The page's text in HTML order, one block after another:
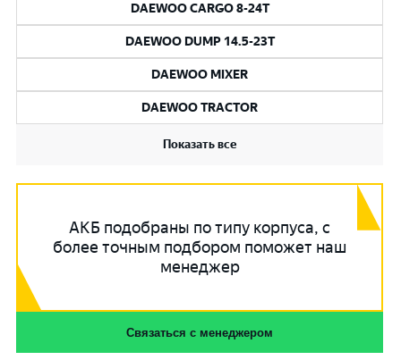
DAEWOO CARGO 8-24T
DAEWOO DUMP 14.5-23T
DAEWOO MIXER
DAEWOO TRACTOR
Показать все
АКБ подобраны по типу корпуса, с
более точным подбором поможет наш
менеджер
Связаться с менеджером